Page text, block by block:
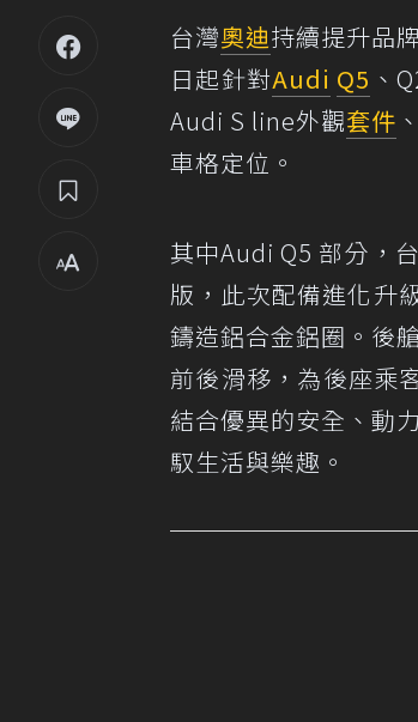
台灣奧迪持續提升品
日起針對Audi Q5 、
Audi S line外觀套件
車格定位。
其中Audi Q5 部分，
版，此次配備進化升
鑄造鋁合金鋁圈。後
前後滑移，為後座乘
結合優異的安全、動
馭生活與樂趣。